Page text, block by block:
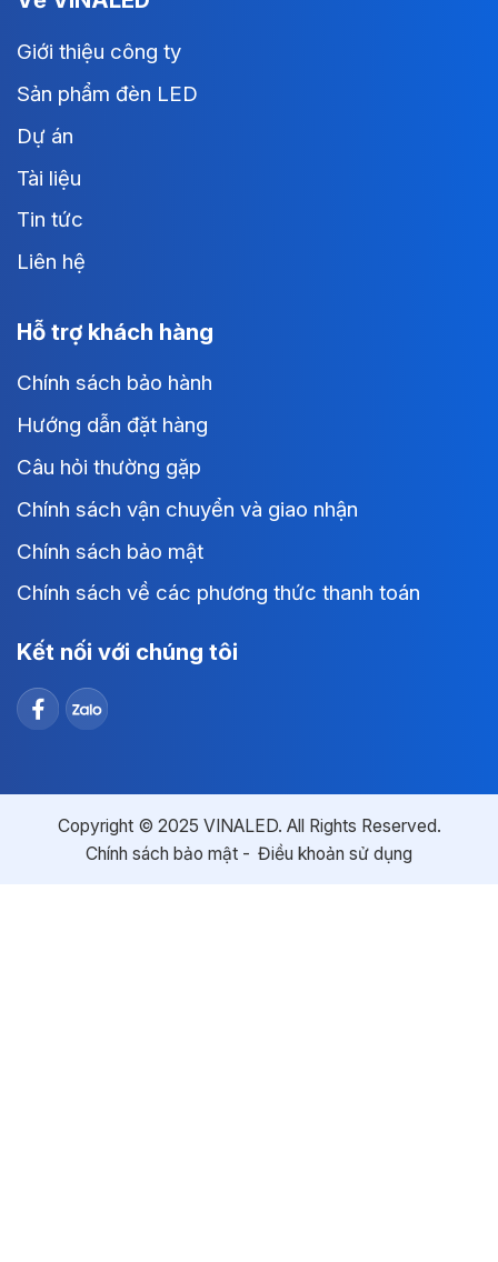
Giới thiệu công ty
Sản phẩm đèn LED
Dự án
Tài liệu
Tin tức
Liên hệ
Hỗ trợ khách hàng
Chính sách bảo hành
Hướng dẫn đặt hàng
Câu hỏi thường gặp
Chính sách vận chuyển và giao nhận
Chính sách bảo mật
Chính sách về các phương thức thanh toán
Kết nối với chúng tôi
Copyright © 2025 VINALED. All Rights Reserved.
Chính sách bảo mật
Điều khoản sử dụng